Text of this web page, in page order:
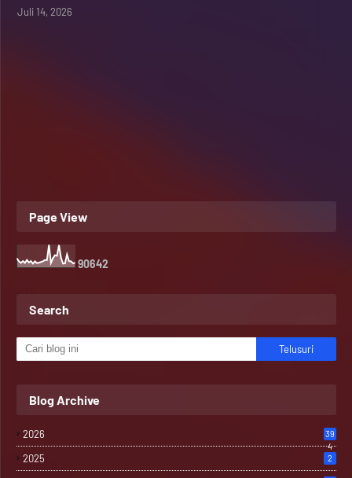
Juli 14, 2026
Page View
90642
Search
Blog Archive
2026
39
4
2025 2